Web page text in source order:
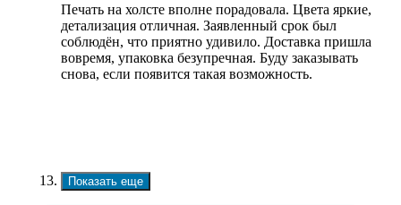
Печать на холсте вполне порадовала. Цвета яркие,
детализация отличная. Заявленный срок был
соблюдён, что приятно удивило. Доставка пришла
вовремя, упаковка безупречная. Буду заказывать
снова, если появится такая возможность.
Показать еще